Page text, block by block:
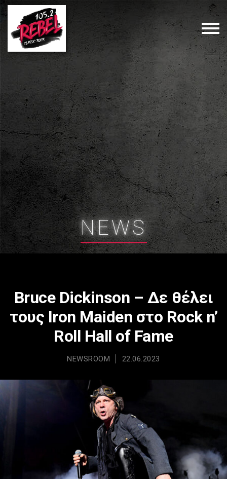
NEWS
Bruce Dickinson – Δε θέλει
τους Iron Maiden στο Rock n’
Roll Hall of Fame
NEWSROOM 22.06.2023